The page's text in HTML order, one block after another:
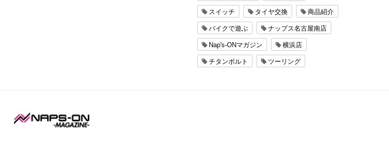
スイッチ タイヤ交換 商品紹介
バイクで遊ぶ ナップス名古屋南店
Nap's-ONマガジン 横浜店
チタンボルト ツーリング